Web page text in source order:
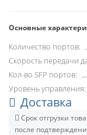
Основные
Количество портов:
Скорость передачи
Кол-во SFP портов:
Уровень управления:
Доставка
Срок отгрузки
после